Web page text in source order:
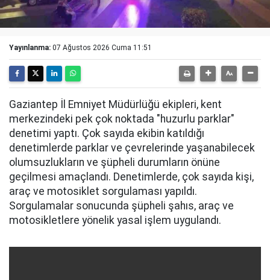
Yayınlanma: 07 Ağustos 2026 Cuma 11:51
Gaziantep İl Emniyet Müdürlüğü ekipleri, kent
merkezindeki pek çok noktada "huzurlu parklar"
denetimi yaptı. Çok sayıda ekibin katıldığı
denetimlerde parklar ve çevrelerinde yaşanabilecek
olumsuzlukların ve şüpheli durumların önüne
geçilmesi amaçlandı. Denetimlerde, çok sayıda kişi,
araç ve motosiklet sorgulaması yapıldı.
Sorgulamalar sonucunda şüpheli şahıs, araç ve
motosikletlere yönelik yasal işlem uygulandı.